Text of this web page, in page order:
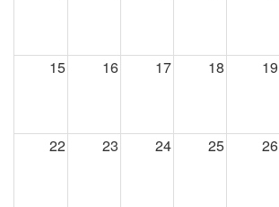
15 16 17 18 19
22 23 24 25 26